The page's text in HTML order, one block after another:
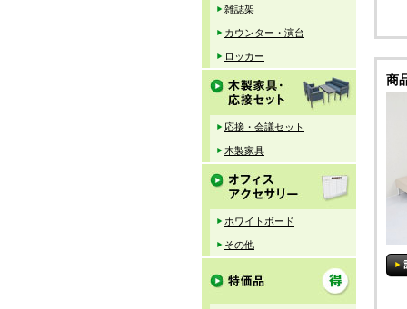
商
雑誌架
カウンター・演台
ロッカー
応接・会議セット
木製家具
ホワイトボード
その他